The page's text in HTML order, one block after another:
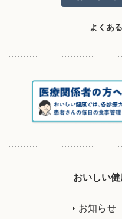
よくあ
おいしい
お知らせ